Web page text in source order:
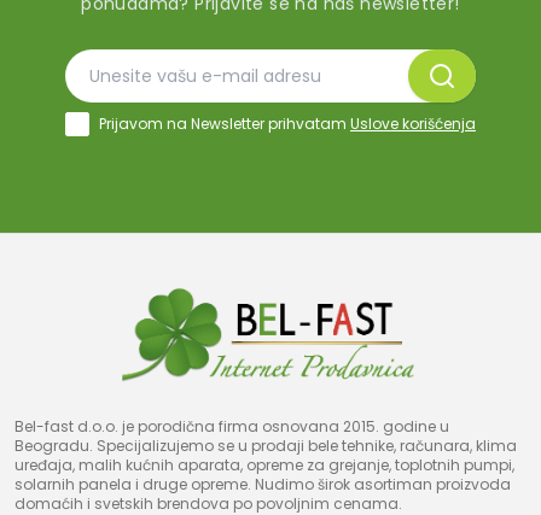
Prijavom na Newsletter prihvatam Uslove korišćenja
Bel-fast d.o.o. je porodična firma osnovana 2015. godine u
Beogradu. Specijalizujemo se u prodaji bele tehnike, računara, klima
uređaja, malih kućnih aparata, opreme za grejanje, toplotnih pumpi,
solarnih panela i druge opreme. Nudimo širok asortiman proizvoda
domaćih i svetskih brendova po povoljnim cenama.